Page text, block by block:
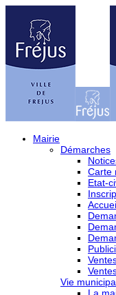
Mairie
Démarches
Carte
Etat-
Vie